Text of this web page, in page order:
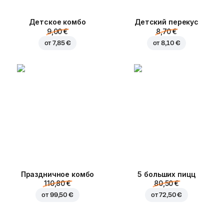
Детское комбо
9,00 €
от7,85 €
Детский перекус
8,70 €
от8,10 €
Праздничное комбо
110,80 €
от 99,50 €
5 больших пицц
80,50 €
от72,50 €